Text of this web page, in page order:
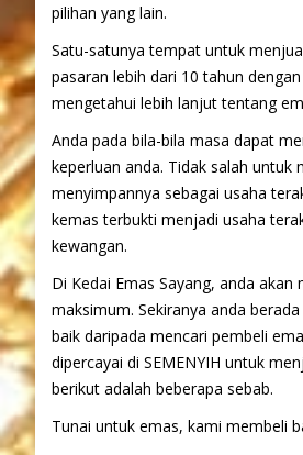
pilihan yang lain.
Satu-satunya tempat untuk
pasaran lebih dari 10 tahun
mengetahui lebih lanjut tentang
Anda pada bila-bila masa dapat
keperluan anda. Tidak salah
menyimpannya sebagai usaha
kemas terbukti menjadi usaha
kewangan.
Di Kedai Emas Sayang, anda
maksimum. Sekiranya anda
baik daripada mencari pembeli
dipercayai di SEMENYIH untuk
berikut adalah beberapa sebab.
Tunai untuk emas, kami membeli